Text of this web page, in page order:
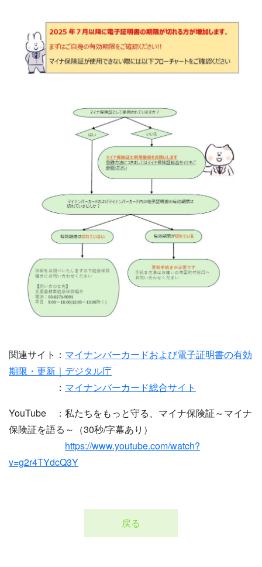
関連サイト： マイナンバーカードおよび電子証明書の有効
期限・更新｜デジタル庁
： マイナンバーカード総合サイト
YouTube ：私たちをもっと守る、マイナ保険証～マイナ
保険証を語る～（30秒/字幕あり）
https://www.youtube.com/watch?
v=g2r4TYdcQ3Y
戻る